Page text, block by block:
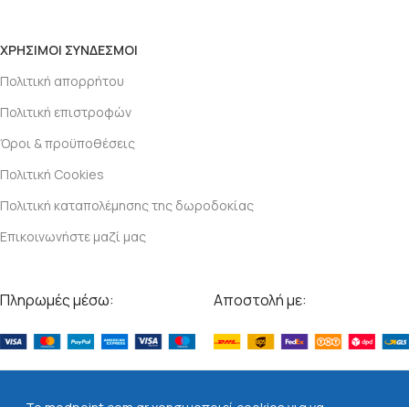
ΧΡΗΣΙΜΟΙ ΣΥΝΔΕΣΜΟΙ
Πολιτική απορρήτου
Πολιτική επιστροφών
Όροι & προϋποθέσεις
Πολιτική Cookies
Πολιτική καταπολέμησης της δωροδοκίας
Επικοινωνήστε μαζί μας
Πληρωμές μέσω: Αποστολή με: